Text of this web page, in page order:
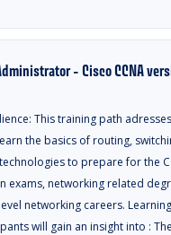
- Cisco CCNA
This training path
the basics of routing,
to prepare for the
exams, networking related
networking careers.
will gain an insight into :